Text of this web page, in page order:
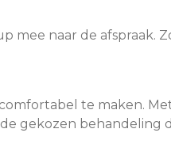
mee naar de afspraak.
te maken.
gekozen behandeling